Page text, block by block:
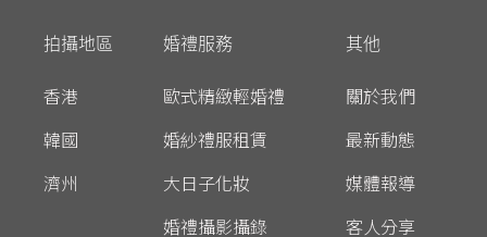
拍攝地區
香港
韓國
濟州
婚禮服務
歐式精緻輕婚禮
婚紗禮服租賃
大日子化妝
婚禮攝影攝錄
其他
關於我們
最新動態
媒體報導
客人分享